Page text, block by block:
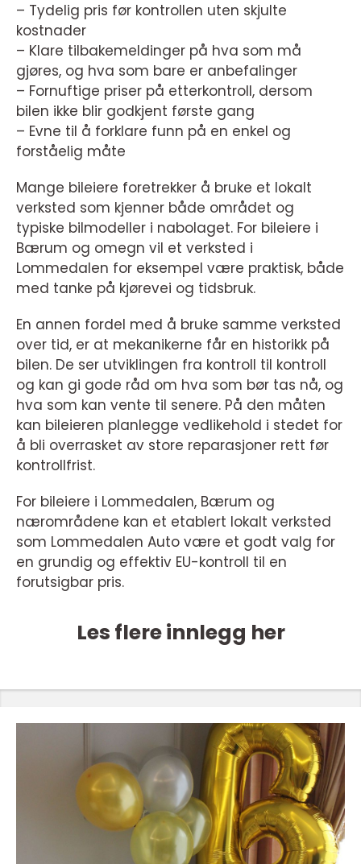
– Tydelig pris før kontrollen uten skjulte
kostnader
– Klare tilbakemeldinger på hva som må
gjøres, og hva som bare er anbefalinger
– Fornuftige priser på etterkontroll, dersom
bilen ikke blir godkjent første gang
– Evne til å forklare funn på en enkel og
forståelig måte
Mange bileiere foretrekker å bruke et lokalt
verksted som kjenner både området og
typiske bilmodeller i nabolaget. For bileiere i
Bærum og omegn vil et verksted i
Lommedalen for eksempel være praktisk, både
med tanke på kjørevei og tidsbruk.
En annen fordel med å bruke samme verksted
over tid, er at mekanikerne får en historikk på
bilen. De ser utviklingen fra kontroll til kontroll
og kan gi gode råd om hva som bør tas nå, og
hva som kan vente til senere. På den måten
kan bileieren planlegge vedlikehold i stedet for
å bli overrasket av store reparasjoner rett før
kontrollfrist.
For bileiere i Lommedalen, Bærum og
nærområdene kan et etablert lokalt verksted
som Lommedalen Auto være et godt valg for
en grundig og effektiv EU-kontroll til en
forutsigbar pris.
Les flere innlegg her